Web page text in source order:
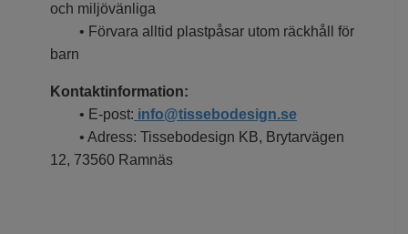
och miljövänliga
• Förvara alltid plastpåsar utom räckhåll för
barn
Kontaktinformation:
• E-post: info@tissebodesign.se
• Adress: Tissebodesign KB, Brytarvägen
12, 73560 Ramnäs